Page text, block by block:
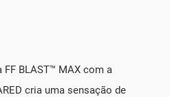
BLAST™ MAX com a
cria uma sensação de